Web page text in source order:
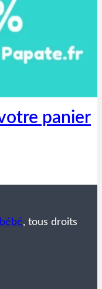
panier
, tous droits